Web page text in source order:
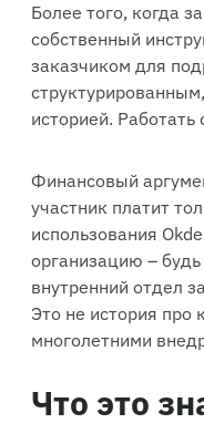
Более того, когда
собственный
заказчиком для
историей.
Финансовый
участник платит
использования
организацию –
внутренний отдел
Это не история
многолетними
Что это